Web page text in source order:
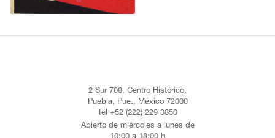
2 Sur 708, Centro Histórico,
Puebla, Pue., México 72000
Tel +52 (222) 229 3850
Abierto de miércoles a lunes de